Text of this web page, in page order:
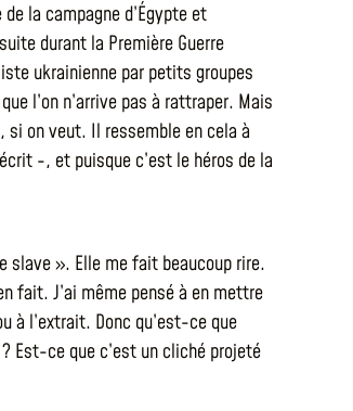
la campagne d’Égypte et
durant la Première Guerre
ukrainienne par petits groupes
l’on n’arrive pas à rattraper. Mais
si on veut. Il ressemble en cela à
-, et puisque c’est le héros de la
slave ». Elle me fait beaucoup rire.
fait. J’ai même pensé à en mettre
à l’extrait. Donc qu’est-ce que
Est-ce que c’est un cliché projeté